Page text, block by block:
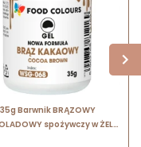
35g Barwnik BRĄZOWY
spożywczy w ŻELU